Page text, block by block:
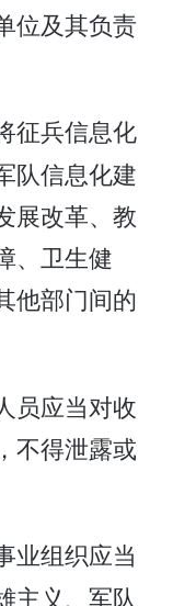
位及其负责
征兵信息化
队信息化建
展改革、教
、卫生健
他部门间的
员应当对收
不得泄露或
业组织应当
主义、军队